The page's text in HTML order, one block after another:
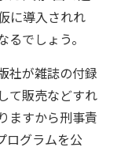
に導入されれ
でしょう。
社が雑誌の付録
て販売などすれ
ますから刑事責
ログラムを公